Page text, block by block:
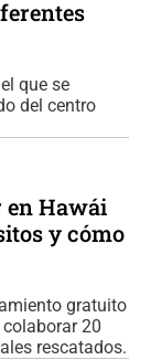
que se
del centro
en Hawái
y cómo
gratuito
20
rescatados.